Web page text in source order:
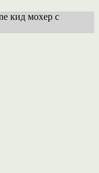
кид мохер с